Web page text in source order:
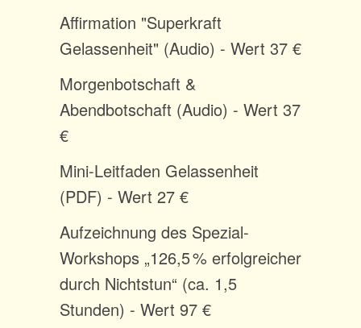
Affirmation "Superkraft
Gelassenheit" (Audio) - Wert 37 €
Morgenbotschaft &
Abendbotschaft (Audio) - Wert 37
€
Mini-Leitfaden Gelassenheit
(PDF) - Wert 27 €
Aufzeichnung des Spezial-
Workshops „126,5 % erfolgreicher
durch Nichtstun“ (ca. 1,5
Stunden) - Wert 97 €